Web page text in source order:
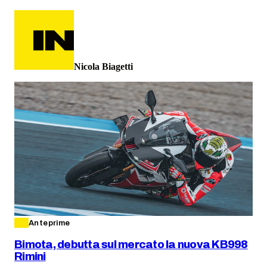
Nicola Biagetti
Anteprime
Bimota, debutta sul mercato la nuova KB998
Rimini